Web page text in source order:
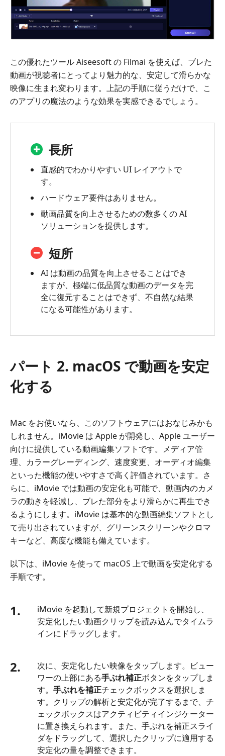
この優れたツール Aiseesoft の Filmai を使えば、ブレた
動画が視聴者にとってより魅力的な、安定して滑らかな
映像に生まれ変わります。上記の手順に従うだけで、こ
のアプリの魔法のような効果を実感できるでしょう。
長所
直感的でわかりやすい UI レイアウトで
す。
ハードウェア要件はありません。
動画品質を向上させるための数多くの AI
ソリューションを提供します。
短所
AI は動画の品質を向上させることはでき
ますが、極端に低品質な動画のデータを完
全に復元することはできず、不自然な結果
になる可能性があります。
パート 2. macOS で動画を安定
化する
Mac をお使いなら、このソフトウェアにはおなじみかも
しれません。iMovie は Apple が開発し、Apple ユーザー
向けに提供している動画編集ソフトです。メディア管
理、カラーグレーディング、速度変更、オーディオ編集
といった機能の使いやすさで高く評価されています。さ
らに、iMovie では動画の安定化も可能で、動画内のカメ
ラの動きを軽減し、ブレた部分をより滑らかに再生でき
るようにします。iMovie は基本的な動画編集ソフトとし
て売り出されていますが、グリーンスクリーンやクロマ
キーなど、高度な機能も備えています。
以下は、iMovie を使って macOS 上で動画を安定化する
手順です。
1.
iMovie を起動して新規プロジェクトを開始し、
安定化したい動画クリップを読み込んでタイムラ
インにドラッグします。
2.
次に、安定化したい映像をタップします。ビュー
ワーの上部にある手ぶれ補正ボタンをタップしま
す。 手ぶれを補正チェックボックスを選択しま
す。クリップの解析と安定化が完了するまで、チ
ェックボックスはアクティビティインジケーター
に置き換えられます。また、手ぶれを補正スライ
ダをドラッグして、選択したクリップに適用する
安定化の量を調整できます。